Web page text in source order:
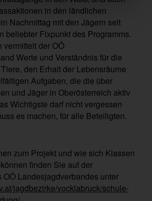
in den ländlichen
Nachmittag mit den Jägern seit
beliebter Fixpunkt des Programms.
vermittelt der OÖ
Werte und Verständnis für die
den Erhalt der Lebensräume
Aufgaben, die die über
und Jäger in Oberösterreich aktiv
Wichtigste darf nicht vergessen
es machen, für alle Beteiligten.
zum Projekt und wie sich Klassen
finden Sie auf der
OÖ Landesjagdverbandes unter
jagdbezirke/vocklabruck/schule-